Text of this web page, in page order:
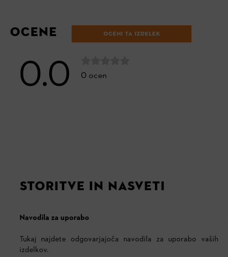
OCENE OCENI TA IZDELEK
0.0 0 ocen
STORITVE IN NASVETI
Navodila za uporabo
Tukaj najdete odgovarjajoča navodila za uporabo vaših
izdelkov.